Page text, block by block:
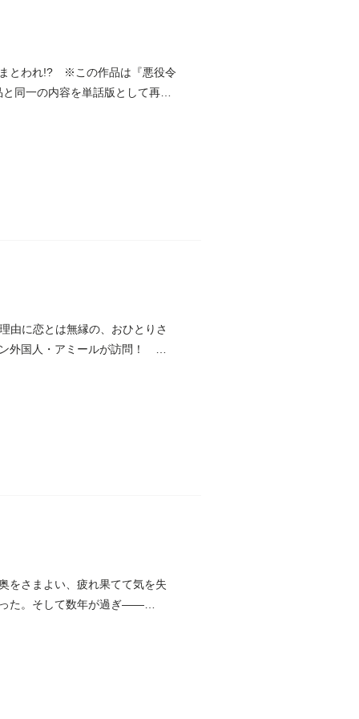
まとわれ!? ※この作品は『悪役令
同一の内容を単話版として再
由に恋とは無縁の、おひとりさ
外国人・アミールが訪問！ 一
をさまよい、疲れ果てて気を失
た。そして数年が過ぎ――